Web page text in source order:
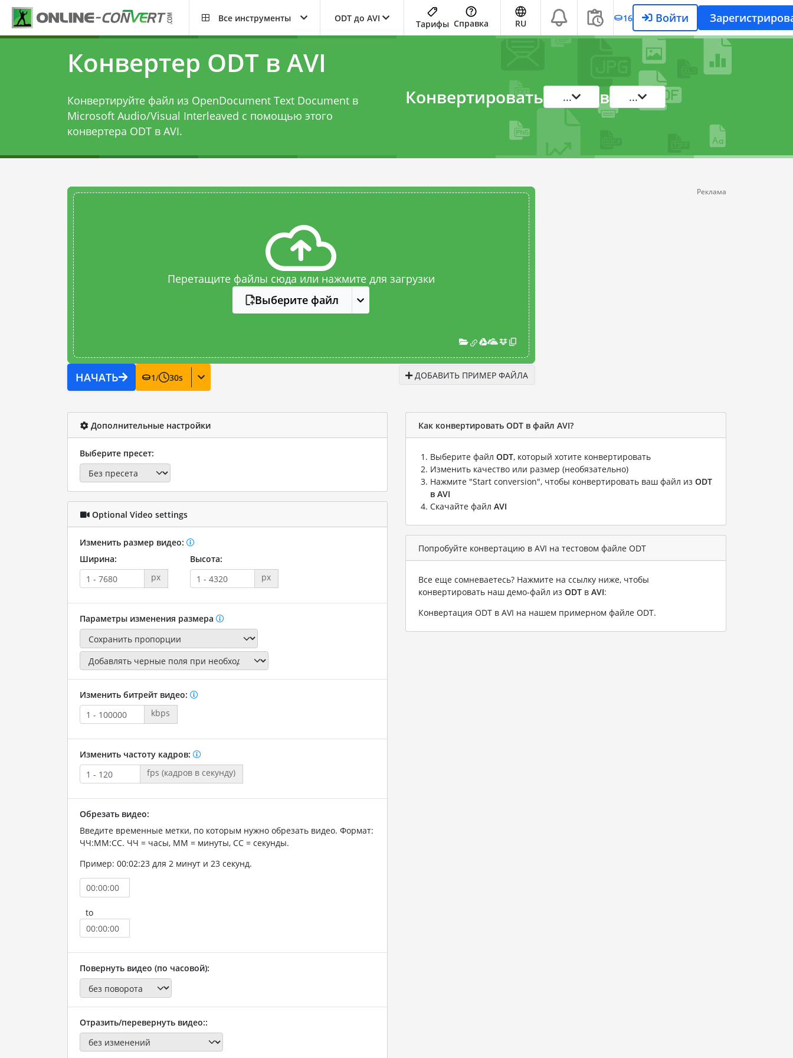
Все инструменты ODT до AVI
Тарифы Справка RU 16 Войти
Конвертер ODT в AVI
Конвертируйте файл из OpenDocument Text Document в
Microsoft Audio/Visual Interleaved с помощью этого
конвертера ODT в AVI.
Конвертировать ... в ...
Перетащите файлы сюда или нажмите для загрузки
Выберите файл
НАЧАТЬ 1/ 30s ДОБАВИТЬ ПРИМЕР ФАЙЛА
Реклама
Дополнительные настройки
Выберите пресет:
Optional Video settings
Изменить размер видео:
Ширина:
px
Высота:
px
Параметры изменения размера
Изменить битрейт видео:
kbps
Изменить частоту кадров:
fps (кадров в секунду)
Обрезать видео:
Введите временные метки, по которым нужно обрезать видео. Формат:
ЧЧ:ММ:СС. ЧЧ = часы, ММ = минуты, СС = секунды.
Пример: 00:02:23 для 2 минут и 23 секунд.
to
Повернуть видео (по часовой):
Отразить/перевернуть видео::
Как конвертировать ODT в файл AVI?
Выберите файл ODT, который хотите конвертировать
Изменить качество или размер (необязательно)
Нажмите "Start conversion", чтобы конвертировать ваш файл из ODT
в AVI
Скачайте файл AVI
Попробуйте конвертацию в AVI на тестовом файле ODT
Все еще сомневаетесь? Нажмите на ссылку ниже, чтобы
конвертировать наш демо-файл из ODT в AVI:
Конвертация ODT в AVI на нашем примерном файле ODT.